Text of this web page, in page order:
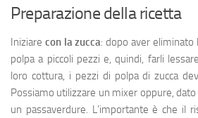
Preparazione della ricetta
Iniziare con la zucca: dopo aver eliminato
polpa a piccoli pezzi e, quindi, farli
loro cottura, i pezzi di polpa di zucca
Possiamo utilizzare un mixer oppure,
un passaverdure. L’importante è che il